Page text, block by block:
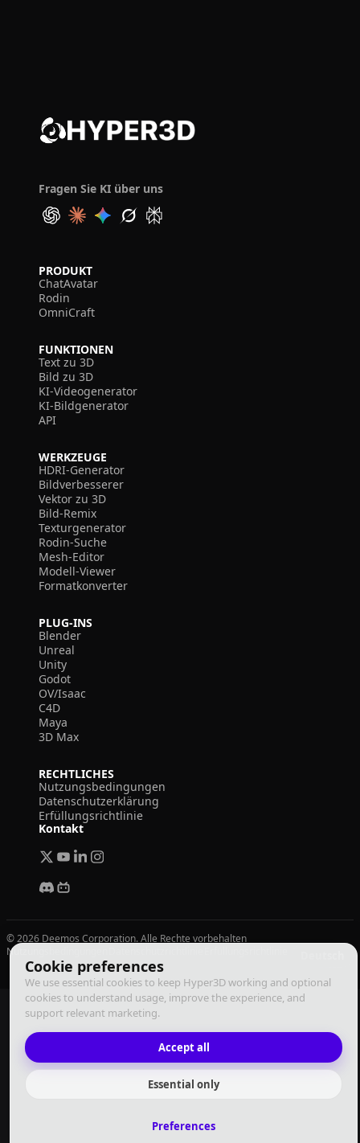
Cookie preferences
We use essential cookies to keep Hyper3D working and optional
cookies to understand usage, improve the experience, and
support relevant marketing.
Accept all
Essential only
Preferences
Fragen Sie KI über uns
PRODUKT
ChatAvatar
Rodin
OmniCraft
FUNKTIONEN
Text zu 3D
Bild zu 3D
KI-Videogenerator
KI-Bildgenerator
API
WERKZEUGE
HDRI-Generator
Bildverbesserer
Vektor zu 3D
Bild-Remix
Texturgenerator
Rodin-Suche
Mesh-Editor
Modell-Viewer
Formatkonverter
PLUG-INS
Blender
Unreal
Unity
Godot
OV/Isaac
C4D
Maya
3D Max
RECHTLICHES
Nutzungsbedingungen
Datenschutzerklärung
Erfüllungsrichtlinie
Kontakt
© 2026 Deemos Corporation. Alle Rechte vorbehalten
Nutzungsbedingungen